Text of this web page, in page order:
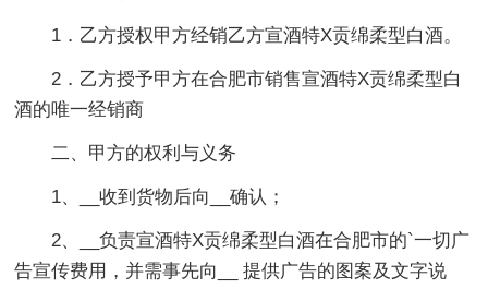
1．乙方授权甲方经销乙方宣酒特X贡绵柔型白酒。
2．乙方授予甲方在合肥市销售宣酒特X贡绵柔型白
酒的唯一经销商
二、甲方的权利与义务
1、__收到货物后向__确认；
2、__负责宣酒特X贡绵柔型白酒在合肥市的`一切广
告宣传费用，并需事先向__ 提供广告的图案及文字说